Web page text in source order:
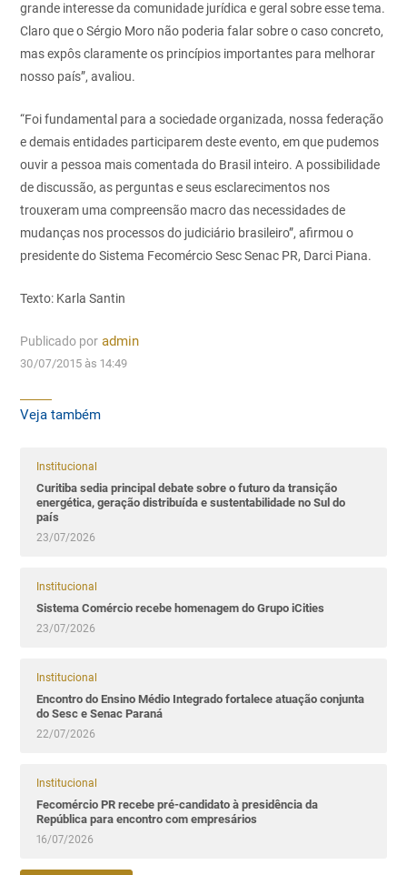
grande interesse da comunidade jurídica e geral sobre esse tema.
Claro que o Sérgio Moro não poderia falar sobre o caso concreto,
mas expôs claramente os princípios importantes para melhorar
nosso país”, avaliou.
“Foi fundamental para a sociedade organizada, nossa federação
e demais entidades participarem deste evento, em que pudemos
ouvir a pessoa mais comentada do Brasil inteiro. A possibilidade
de discussão, as perguntas e seus esclarecimentos nos
trouxeram uma compreensão macro das necessidades de
mudanças nos processos do judiciário brasileiro”, afirmou o
presidente do Sistema Fecomércio Sesc Senac PR, Darci Piana.
Texto: Karla Santin
Publicado por admin
30/07/2015 às 14:49
Veja também
Institucional
Curitiba sedia principal debate sobre o futuro da transição
energética, geração distribuída e sustentabilidade no Sul do
país
23/07/2026
Institucional
Sistema Comércio recebe homenagem do Grupo iCities
23/07/2026
Institucional
Encontro do Ensino Médio Integrado fortalece atuação conjunta
do Sesc e Senac Paraná
22/07/2026
Institucional
Fecomércio PR recebe pré-candidato à presidência da
República para encontro com empresários
16/07/2026